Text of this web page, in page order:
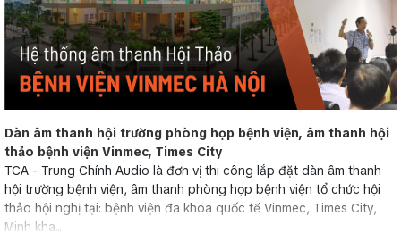
Dàn âm thanh hội trường phòng họp bệnh viện, âm thanh hội
thảo bệnh viện Vinmec, Times City
TCA - Trung Chính Audio là đơn vị thi công lắp đặt dàn âm thanh
hội trường bệnh viện, âm thanh phòng họp bệnh viện tổ chức hội
thảo hội nghị tại: bệnh viện đa khoa quốc tế Vinmec, Times City,
Minh kha...